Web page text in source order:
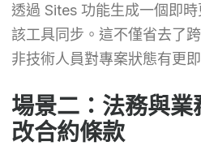
透過 Sites 功能生成一個即
該工具同步。這不僅省去了
非技術人員對專案狀態有更
場景二：法務與
改合約條款